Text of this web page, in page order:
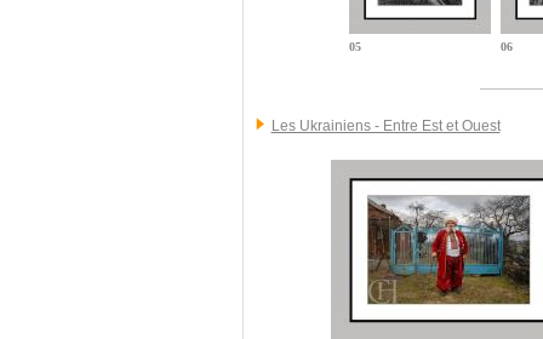
05 06
Les Ukrainiens - Entre Est et Ouest